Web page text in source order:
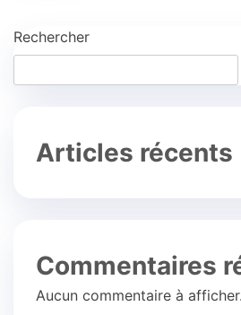
Rechercher
Articles récents
Commentaires
Aucun commentaire à afficher.